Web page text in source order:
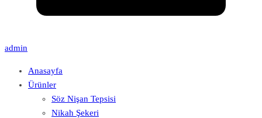
admin
Anasayfa
Ürünler
Söz Nişan Tepsisi
Nikah Şekeri